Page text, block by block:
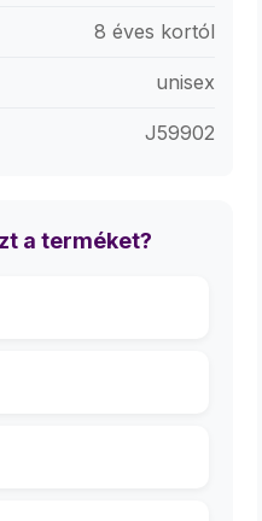
8 éves kortól
unisex
J59902
a terméket?